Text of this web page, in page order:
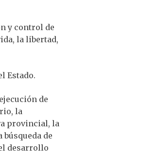
y control de
la libertad,
Estado.
de
la
provincial, la
de
desarrollo